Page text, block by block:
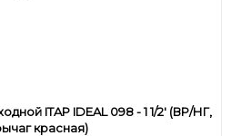
ITAP IDEAL 098 - 1 1/2' (ВР/НГ,
красная)